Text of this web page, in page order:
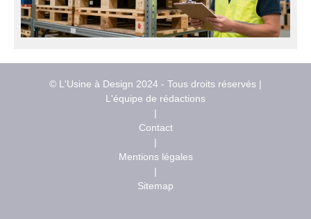
© L'Usine à Design 2024 - Tous droits réservés |
L'équipe de rédactions
|
Contact
|
Mentions légales
|
Sitemap